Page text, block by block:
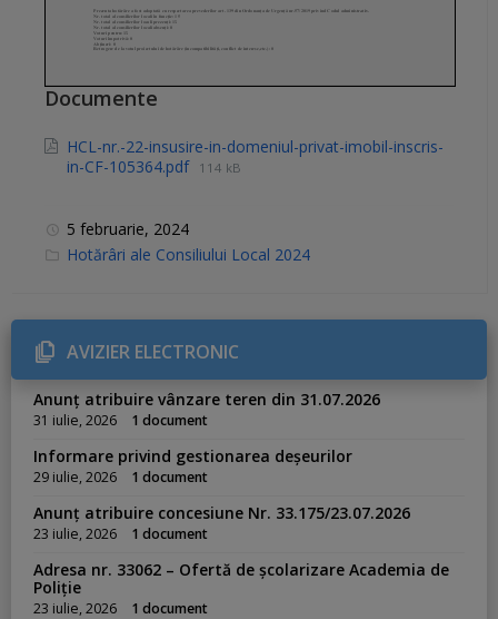
Documente
HCL-nr.-22-insusire-in-domeniul-privat-imobil-inscris-
in-CF-105364.pdf 114 kB
5 februarie, 2024
C
r
i
e
s
Hotărâri ale Consiliului Local 2024
AVIZIER ELECTRONIC
Anunț atribuire vânzare teren din 31.07.2026
31 iulie, 2026 1 document
Informare privind gestionarea deșeurilor
29 iulie, 2026 1 document
Anunț atribuire concesiune Nr. 33.175/23.07.2026
23 iulie, 2026 1 document
Adresa nr. 33062 – Ofertă de școlarizare Academia de
Poliție
23 iulie, 2026 1 document